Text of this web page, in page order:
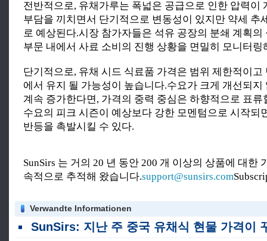
전반적으로, 유채가루는 폭넓은 공급으로 인한 압력이
부담을 끼치면서 단기적으로 변동성이 있지만 약세 추
로 예상된다.시장 참가자들은 석유 공장의 분쇄 계획의
부문 내에서 사료 소비의 진행 상황을 면밀히 모니터링
단기적으로, 유채 시드 식료품 가격은 범위 제한적이고
에서 유지 될 가능성이 높습니다.수요가 크게 개선되지
계속 증가한다면, 가격의 중력 중심은 하향적으로 표류
수요의 피크 시즌이 예상보다 강한 모멘텀으로 시작되
반등을 촉발시킬 수 있다.
SunSirs 는 거의 20 년 동안 200 개 이상의 상품에 대한
속적으로 추적해 왔습니다.support@sunsirs.com
Verwandte Informationen
SunSirs: 지난 주 중국 유채식 현물 가격이 꾸준히 상승했